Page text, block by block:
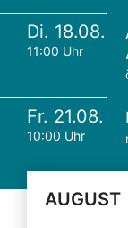
Di. 18.08.
11:00 Uhr
Fr. 21.08.
10:00 Uhr
AUGUST